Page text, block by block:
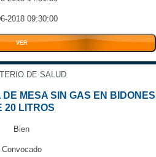
2018 09:30:00
VER
DE SALUD
MESA SIN GAS EN BIDONES
20 LITROS
Bien
Convocado